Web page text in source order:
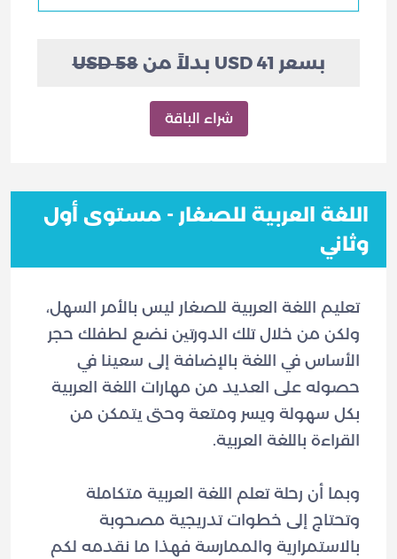
بسعر 41 USD بدلاً من 58 USD
شراء الباقة
اللغة العربية للصغار - مستوى أول
وثاني
تعليم اللغة العربية للصغار ليس بالأمر السهل،
ولكن من خلال تلك الدورتين نضع لطفلك حجر
الأساس في اللغة بالإضافة إلى سعينا في
حصوله على العديد من مهارات اللغة العربية
بكل سهولة ويسر ومتعة وحتى يتمكن من
وبما أن رحلة تعلم اللغة العربية متكاملة
وتحتاج إلى خطوات تدريجية مصحوبة
بالاستمرارية والممارسة فهذا ما نقدمه لكم